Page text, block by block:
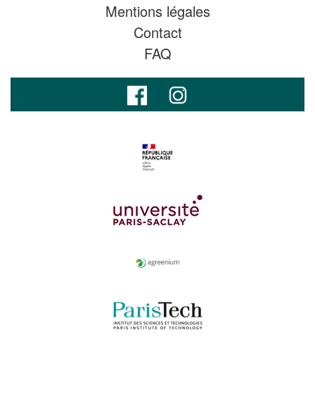
Mentions légales
Contact
FAQ